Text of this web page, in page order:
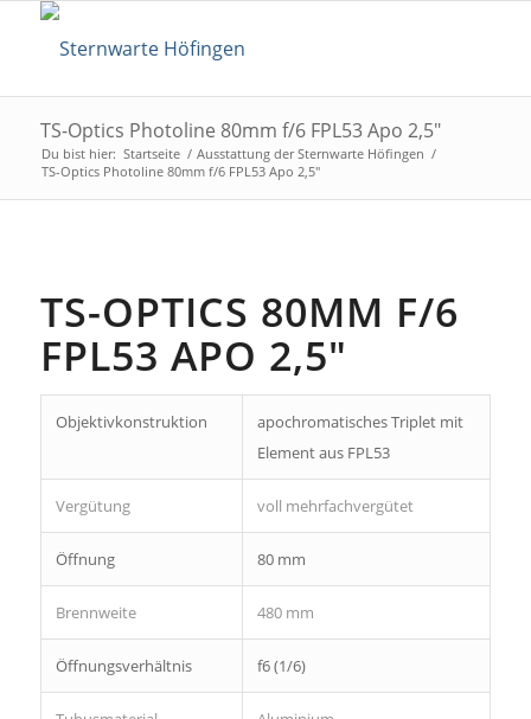
TS-Optics Photoline 80mm f/6 FPL53 Apo 2,5″
Du bist hier: Startseite / Ausstattung der Sternwarte Höfingen /
TS-Optics Photoline 80mm f/6 FPL53 Apo 2,5″
TS-OPTICS 80MM F/6
FPL53 APO 2,5″
Objektivkonstruktion
apochromatisches Triplet mit
Element aus FPL53
Vergütung voll mehrfachvergütet
Öffnung 80 mm
Brennweite 480 mm
Öffnungsverhältnis f6 (1/6)